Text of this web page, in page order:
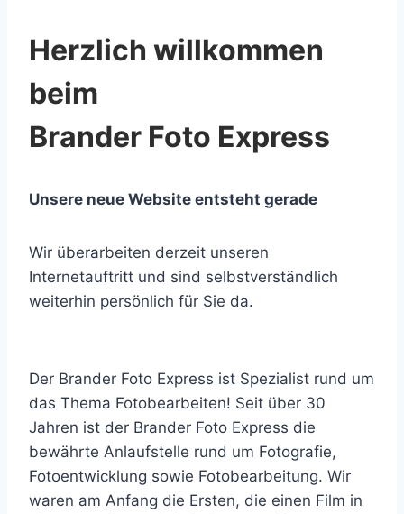
Herzlich willkommen
beim
Brander Foto Express
Unsere neue Website entsteht gerade
Wir überarbeiten derzeit unseren
Internetauftritt und sind selbstverständlich
weiterhin persönlich für Sie da.
Der Brander Foto Express ist Spezialist rund um
das Thema Fotobearbeiten! Seit über 30
Jahren ist der Brander Foto Express die
bewährte Anlaufstelle rund um Fotografie,
Fotoentwicklung sowie Fotobearbeitung. Wir
waren am Anfang die Ersten, die einen Film in